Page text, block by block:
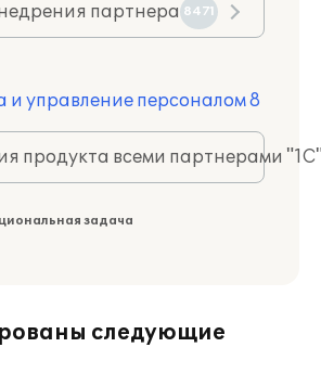
партнера 8471
и управление персоналом 8
продукта всеми партнерами
задача
следующие